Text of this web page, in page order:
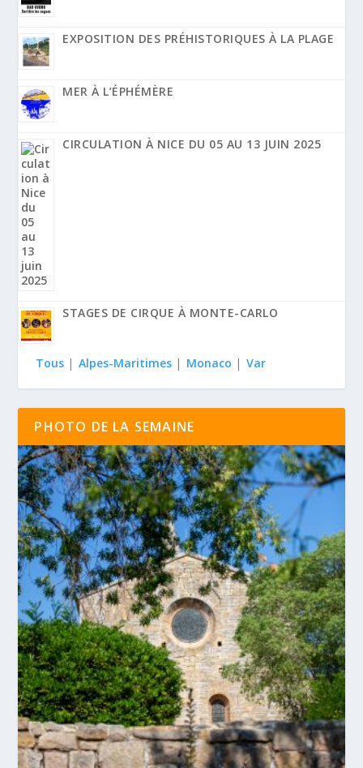
EXPOSITION DES PRÉHISTORIQUES À LA PLAGE
MER À L’ÉPHÉMÈRE
CIRCULATION À NICE DU 05 AU 13 JUIN 2025
STAGES DE CIRQUE À MONTE-CARLO
Tous | Alpes-Maritimes | Monaco | Var
PHOTO DE LA SEMAINE